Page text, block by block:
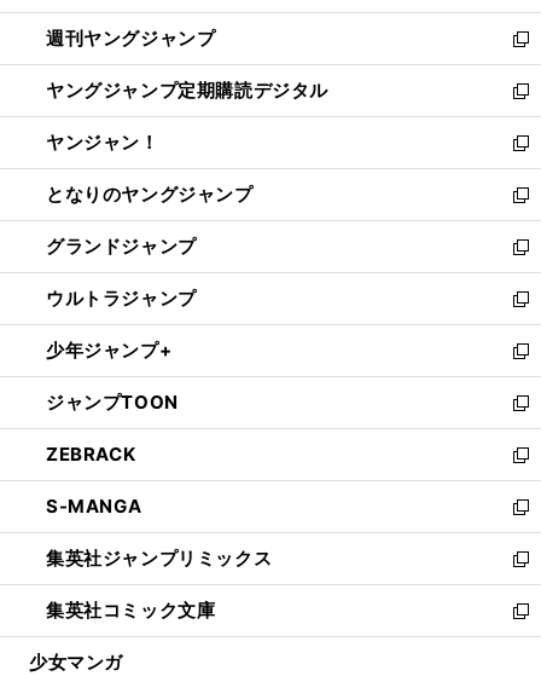
開
く
ウ
で
開
く
ン
ド
ウ
で
開
く
ウ
ィ
ン
ド
ウ
で
開
く
週刊ヤングジャンプ
新
し
い
ウ
ィ
ン
ド
ウ
で
開
く
ヤングジャンプ定期購読デジタル
新
し
い
ウ
ィ
ン
ド
ウ
で
開
く
ヤンジャン！
新
し
い
ウ
ィ
ン
ド
ウ
で
開
く
となりのヤングジャンプ
新
し
い
ウ
ィ
ン
ド
ウ
で
開
く
グランドジャンプ
新
し
い
ウ
ィ
ン
ド
ウ
で
開
く
ウルトラジャンプ
新
し
い
ウ
ィ
ン
ド
ウ
で
開
く
少年ジャンプ+
新
し
い
ウ
ィ
ン
ド
ウ
で
開
く
ジャンプTOON
新
し
い
ウ
ィ
ン
ド
ウ
で
開
ZEBRACK
新
し
い
ウ
ィ
ン
ド
ウ
S-MANGA
新
し
い
ウ
ィ
ン
集英社ジャンプリミックス
新
し
い
ウ
集英社コミック文庫
新
し
少女マンガ